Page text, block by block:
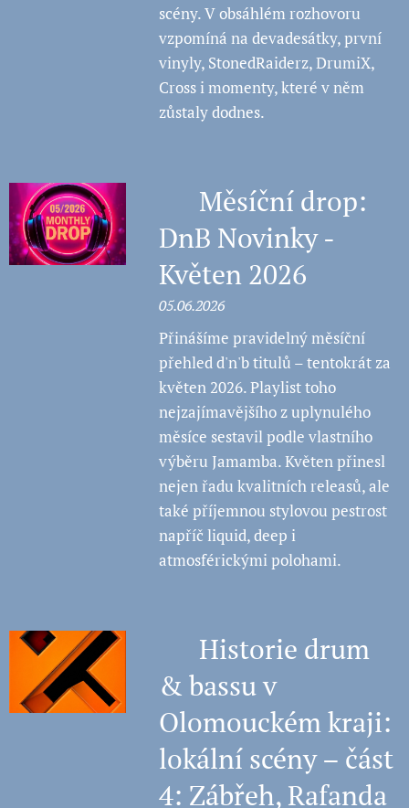
scény. V obsáhlém rozhovoru
vzpomíná na devadesátky, první
vinyly, StonedRaiderz, DrumiX,
Cross i momenty, které v něm
zůstaly dodnes.
💿 Měsíční drop:
DnB Novinky -
Květen 2026
05.06.2026
Přinášíme pravidelný měsíční
přehled d'n'b titulů – tentokrát za
květen 2026. Playlist toho
nejzajímavějšího z uplynulého
měsíce sestavil podle vlastního
výběru Jamamba. Květen přinesl
nejen řadu kvalitních releasů, ale
také příjemnou stylovou pestrost
napříč liquid, deep i
atmosférickými polohami.
🧠 Historie drum
& bassu v
Olomouckém kraji:
lokální scény – část
4: Zábřeh, Rafanda